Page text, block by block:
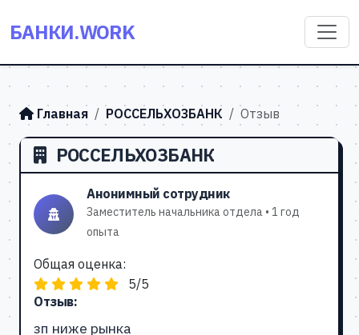
БАНКИ.WORK
Главная РОССЕЛЬХОЗБАНК Отзыв
РОССЕЛЬХОЗБАНК
Анонимный сотрудник
Заместитель начальника отдела • 1 год
опыта
Общая оценка:
5/5
Отзыв:
зп ниже рынка